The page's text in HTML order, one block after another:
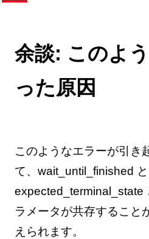
余談: このよ
った原因
このようなエラーが引き
て、wait_until_finished と
expected_terminal_state
ラメータが共存すること
えられます。